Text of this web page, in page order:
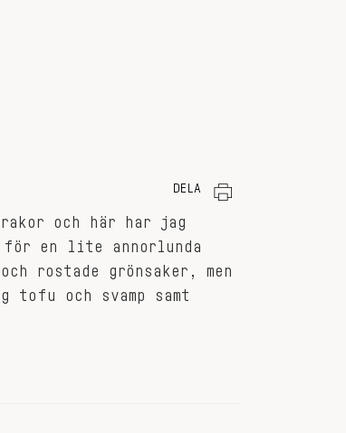
DELA
och här har jag
en lite annorlunda
och rostade grönsaker, men
tofu och svamp samt